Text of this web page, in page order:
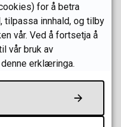
en venn
for å betra
tilpassa innhald, og tilby
vår. Ved å fortsetja å
vår bruk av
erklæringa.